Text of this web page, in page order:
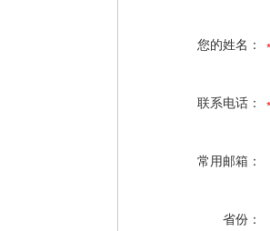
您的姓名：
联系电话：
常用邮箱：
省份：